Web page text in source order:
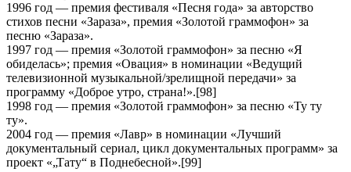
1996 год — премия фестиваля «Песня года» за авторство
стихов песни «Зараза», премия «Золотой граммофон» за
песню «Зараза».
1997 год — премия «Золотой граммофон» за песню «Я
обиделась»; премия «Овация» в номинации «Ведущий
телевизионной музыкальной/зрелищной передачи» за
программу «Доброе утро, страна!».[98]
1998 год — премия «Золотой граммофон» за песню «Ту ту
ту».
2004 год — премия «Лавр» в номинации «Лучший
документальный сериал, цикл документальных программ» за
проект «„Тату“ в Поднебесной».[99]